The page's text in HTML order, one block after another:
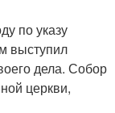
по указу
выступил
дела. Собор
церкви,